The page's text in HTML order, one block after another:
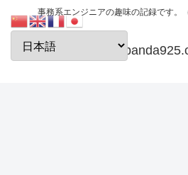
事務系エンジニアの趣味の記録です。